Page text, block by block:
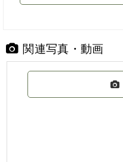
関連写真・動画